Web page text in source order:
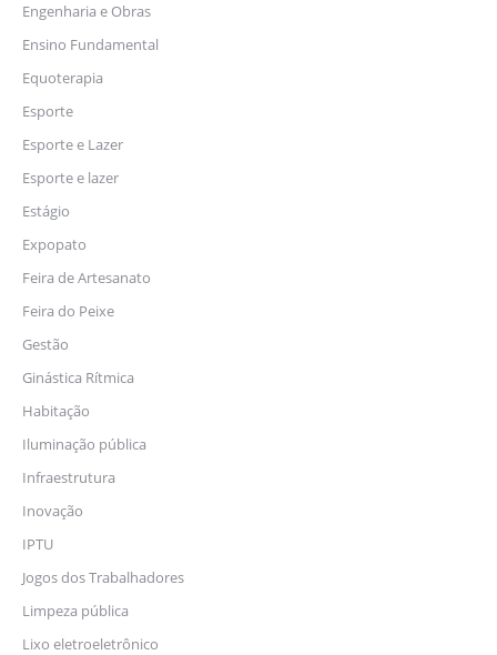
Engenharia e Obras
Ensino Fundamental
Equoterapia
Esporte
Esporte e Lazer
Esporte e lazer
Estágio
Expopato
Feira de Artesanato
Feira do Peixe
Gestão
Ginástica Rítmica
Habitação
Iluminação pública
Infraestrutura
Inovação
IPTU
Jogos dos Trabalhadores
Limpeza pública
Lixo eletroeletrônico